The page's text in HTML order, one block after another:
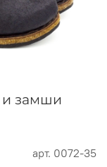
арт. 0072-35
и замши